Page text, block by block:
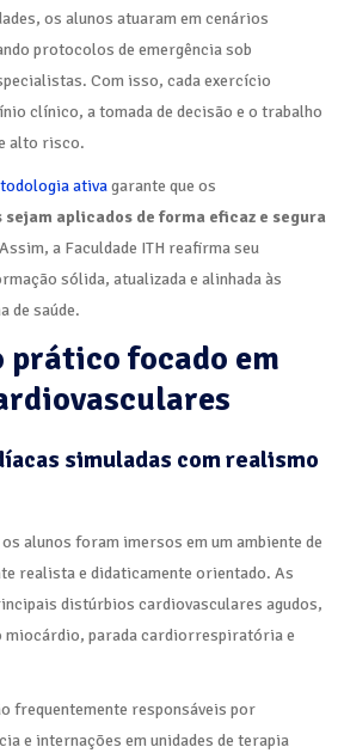
os alunos atuaram em cenários
protocolos de emergência sob
Com isso, cada exercício
clínico, a tomada de decisão e o trabalho
alto risco.
ativagarante que os
aplicados de forma eficaz e segura
a Faculdade ITH reafirma seu
sólida, atualizada e alinhada às
de saúde.
prático focado em
simuladas com realismo
alunos foram imersos em um ambiente de
realista e didaticamente orientado. As
distúrbios cardiovasculares agudos,
miocárdio, parada cardiorrespiratória e
frequentemente responsáveis por
e internações em unidades de terapia